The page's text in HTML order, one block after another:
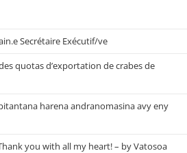
Secrétaire Exécutif/ve
quotas d’exportation de crabes de
harena andranomasina avy eny
you with all my heart! – by Vatosoa